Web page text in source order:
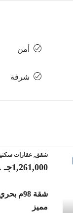
أمن
شرفة
شقق, عقارات
1,261,000جـ . م
شقة 98م
مميز